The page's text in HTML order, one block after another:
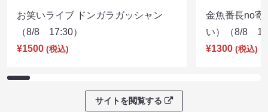
お笑いライブ ドンガラガッシャン
（8/8 17:30）
¥1500 (税込)
金魚番長no寄
い）（8/8
¥1300 (税込)
サイトを閲覧する